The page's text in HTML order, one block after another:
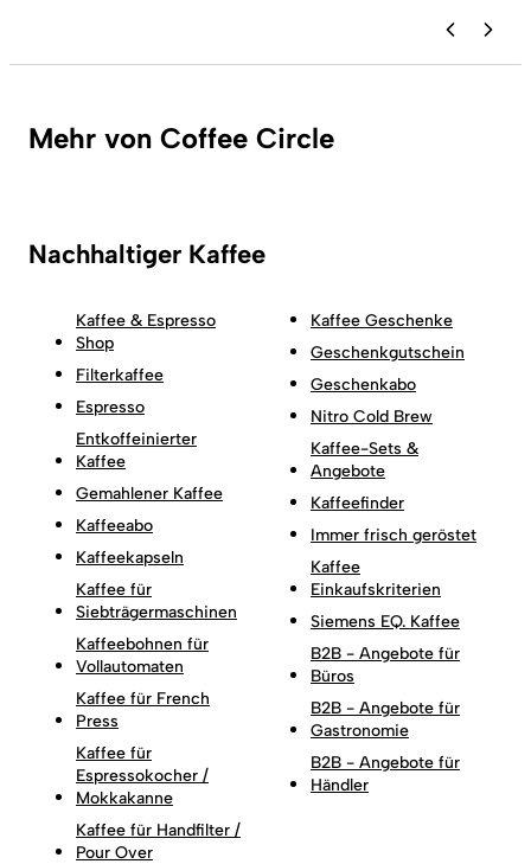
Mehr von Coffee Circle
Nachhaltiger Kaffee
Kaffee & Espresso
Shop
Filterkaffee
Espresso
Entkoffeinierter
Kaffee
Gemahlener Kaffee
Kaffeeabo
Kaffeekapseln
Kaffee für
Siebträgermaschinen
Kaffeebohnen für
Vollautomaten
Kaffee für French
Press
Kaffee für
Espressokocher /
Mokkakanne
Kaffee für Handfilter /
Pour Over
Kaffee Geschenke
Geschenkgutschein
Geschenkabo
Nitro Cold Brew
Kaffee-Sets &
Angebote
Kaffeefinder
Immer frisch geröstet
Kaffee
Einkaufskriterien
Siemens EQ. Kaffee
B2B - Angebote für
Büros
B2B - Angebote für
Gastronomie
B2B - Angebote für
Händler